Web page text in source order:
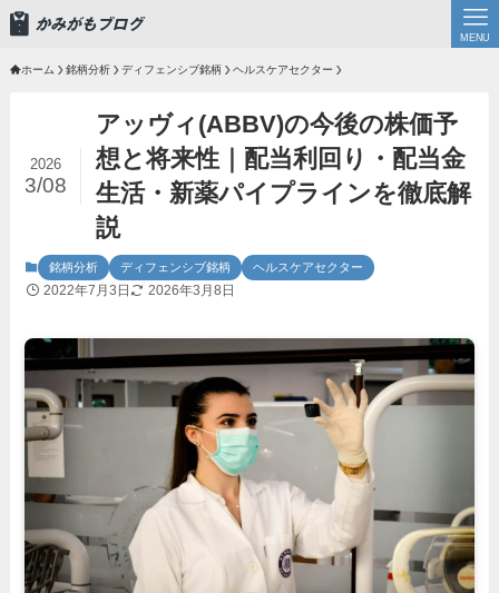
MENU
ホーム 銘柄分析 ディフェンシブ銘柄 ヘルスケアセクター
アッヴィ(ABBV)の今後の株価予
想と将来性｜配当利回り・配当金
生活・新薬パイプラインを徹底解
説
2026
3/08
銘柄分析 ディフェンシブ銘柄 ヘルスケアセクター
2022年7月3日 2026年3月8日